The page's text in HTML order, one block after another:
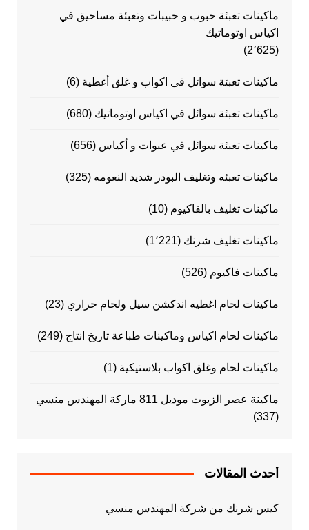
ماكينات تعبئة حبوب و حبيبات وتعبئة مساحيق في
اكياس اوتوماتيك
(2٬625)
ماكينات تعبئة سوائل فى اكواب و غلق أغطية (6)
ماكينات تعبئة سوائل في اكياس اوتوماتيك (680)
ماكينات تعبئة سوائل في عبوات و أكياس (656)
ماكينات تعبئه وتغليف البودر شديد النعومه (325)
ماكينات تغليف بالفاكيوم (10)
ماكينات تغليف شرنك (1٬221)
ماكينات فاكيوم (526)
ماكينات لحام اغطيه اندكشن سيل ولحام حراري (23)
ماكينات لحام اكياس وماكينات طباعة تاريخ انتاج (249)
ماكينات لحام وغلق اكواب بلاستيكية (1)
ماكينة عصر الزيوت موديل 811 ماركة المهندس منسي
(337)
أحدث المقالات
كيس شرنك من شركة المهندس منسي